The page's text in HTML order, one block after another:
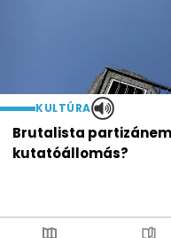
KULTÚRA
Brutalista
kutatóállomás?